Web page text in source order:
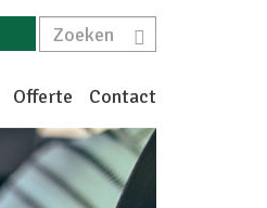
Offerte Contact